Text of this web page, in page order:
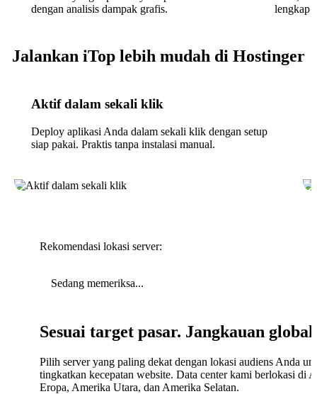
dengan analisis dampak grafis.
lengkap
Jalankan iTop lebih mudah di Hostinger
Aktif dalam sekali klik
Deploy aplikasi Anda dalam sekali klik dengan setup
siap pakai. Praktis tanpa instalasi manual.
Rekomendasi lokasi server:
Sedang memeriksa...
Sesuai target pasar. Jangkauan global
Pilih server yang paling dekat dengan lokasi audiens Anda
tingkatkan kecepatan website. Data center kami berlokasi di
Eropa, Amerika Utara, dan Amerika Selatan.